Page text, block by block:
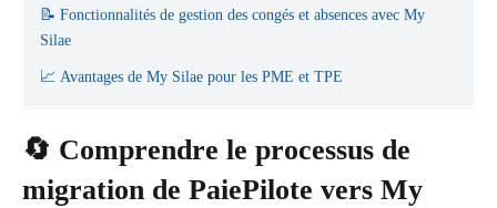
📝 Fonctionnalités de gestion des congés et absences avec My
Silae
📈 Avantages de My Silae pour les PME et TPE
🔄 Comprendre le processus de
migration de PaiePilote vers My